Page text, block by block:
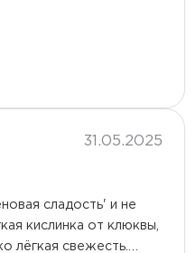
31.05.2025
сладость' и не
кислинка от клюквы,
лёгкая свежесть.